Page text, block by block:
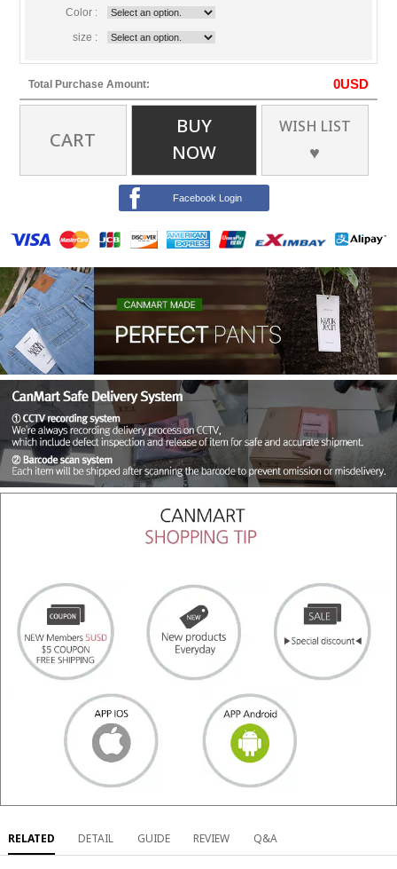
Color :
size :
Total Purchase Amount: 0USD
CART
BUY
NOW
WISH LIST
♥
Facebook Login
RELATED DETAIL GUIDE REVIEW Q&A